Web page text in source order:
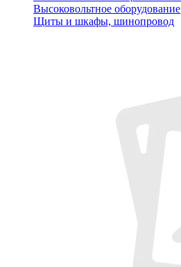
Высоковольтное оборудование
Щиты и шкафы, шинопровод